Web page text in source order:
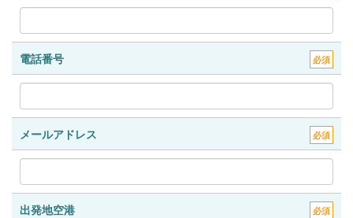
電話番号 必須
メールアドレス 必須
出発地空港 必須